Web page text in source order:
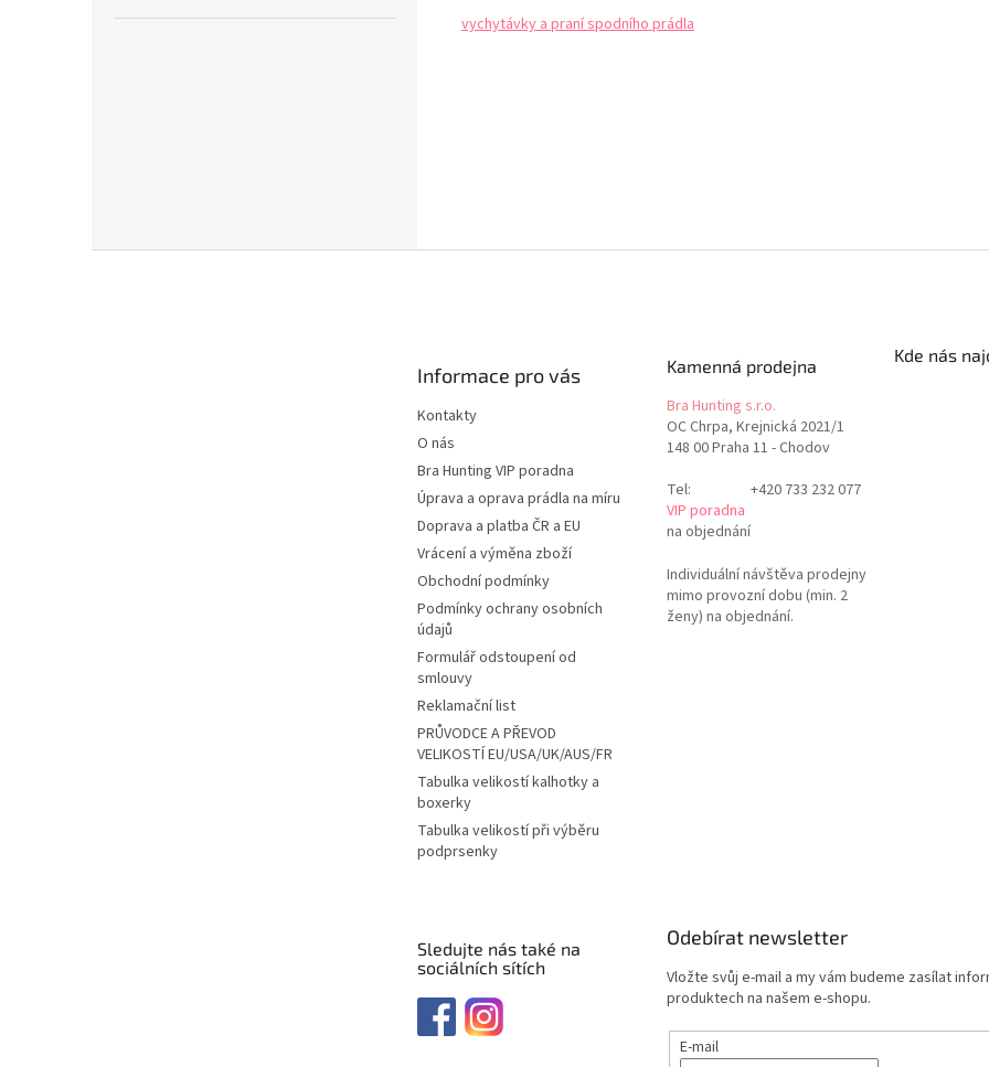
vychytávky a praní spodního prádla
Informace pro vás
Kontakty
O nás
Bra Hunting VIP poradna
Úprava a oprava prádla na míru
Doprava a platba ČR a EU
Vrácení a výměna zboží
Obchodní podmínky
Podmínky ochrany osobních
údajů
Formulář odstoupení od
smlouvy
Reklamační list
PRŮVODCE A PŘEVOD
VELIKOSTÍ EU/USA/UK/AUS/FR
Tabulka velikostí kalhotky a
boxerky
Tabulka velikostí při výběru
podprsenky
Kamenná prodejna
Bra Hunting s.r.o.
OC Chrpa, Krejnická 2021/1
148 00 Praha 11 - Chodov
Tel:
+420 733 232 077
VIP poradna
na objednání
Individuální návštěva prodejny
mimo provozní dobu (min. 2
ženy) na objednání.
Kde nás
Sledujte nás také na
sociálních sítích
Odebírat newsletter
Vložte svůj e-mail a my vám budeme zasílat
produktech na našem e-shopu.
E-mail